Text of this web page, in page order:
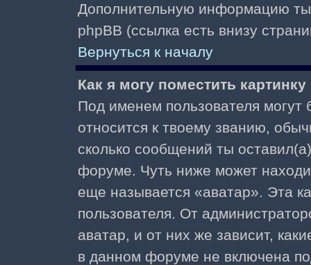
Дополнительную информацию
phpBB (ссылка есть внизу
Вернуться к началу
Как я могу поместить
Под именем пользователя могут
относится к твоему званию,
сколько сообщений ты
форуме. Чуть ниже может
еще называется «аватар». Эта
пользователя. От
аватар, и от них же зависит,
в данном форуме не включена